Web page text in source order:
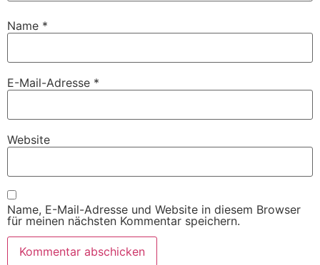
Name *
E-Mail-Adresse *
Website
Name, E-Mail-Adresse und Website in diesem Browser
für meinen nächsten Kommentar speichern.